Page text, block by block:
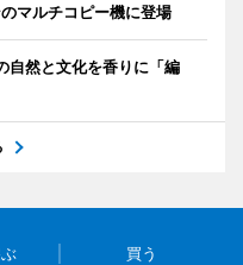
マルチコピー機に登場
然と文化を香りに「編
買う